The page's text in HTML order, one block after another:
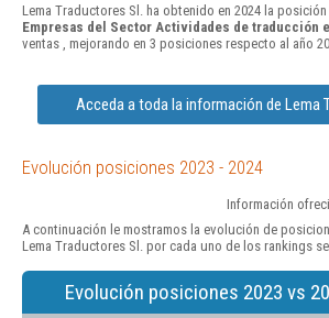
Lema Traductores Sl. ha obtenido en 2024 la posición
Empresas del Sector Actividades de traducción
ventas , mejorando en 3 posiciones respecto al año
Acceda a toda la información de Lema
Evolución posiciones 2023 - 2024
Información
A continuación le mostramos la evolución de
Lema Traductores Sl. por cada uno de los rankings
Evolución posiciones 2023 vs